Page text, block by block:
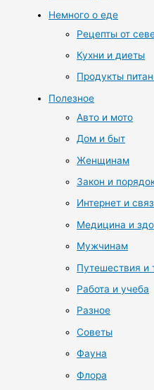
Немного о еде
Рецепты от
Кухни и диеты
Продукты
Полезное
Авто и мото
Дом и быт
Женщинам
Закон и
Интернет и
Медицина и
Мужчинам
Путешествия и
Работа и учеба
Разное
Советы
Фауна
Флора